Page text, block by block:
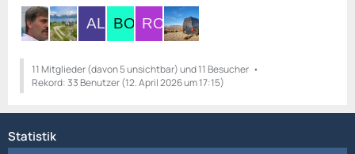
11 Mitglieder (davon 5 unsichtbar) und 11 Besucher
Rekord: 33 Benutzer (12. April 2026 um 17:15)
Statistik